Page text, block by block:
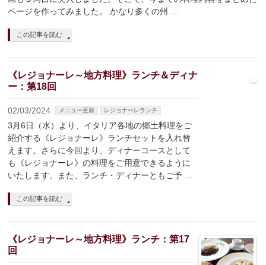
ページを作ってみました。 かなり多くの州 …
この記事を読む
《レジョナーレ～地方料理》ランチ＆ディナ
ー：第18回
02/03/2024 メニュー更新 レジョナーレランチ
3月6日（水）より、イタリア各地の郷土料理をご
紹介する《レジョナーレ》ランチセットを入れ替
えます。さらに今回より、ディナーコースとして
も《レジョナーレ》の料理をご用意できるように
いたします。また、ランチ・ディナーともご予 …
この記事を読む
《レジョナーレ～地方料理》ランチ：第17
回